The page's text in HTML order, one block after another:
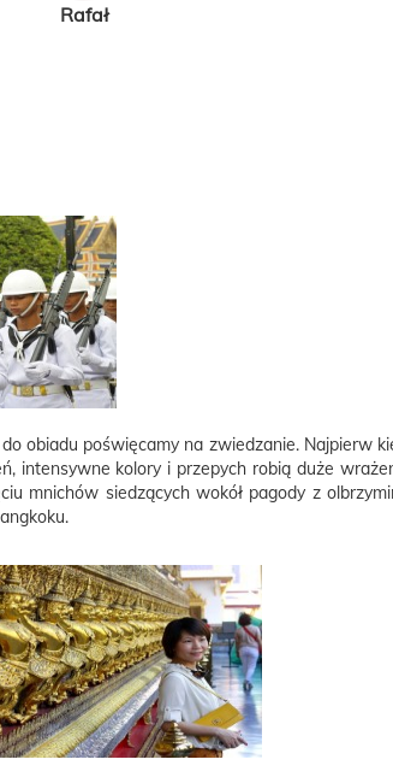
Rafał
obiadu poświęcamy na zwiedzanie. Najpierw
intensywne kolory i przepych robią duże
mnichów siedzących wokół pagody z